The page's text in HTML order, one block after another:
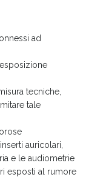
ad
tecniche,
tale
auricolari,
e le audiometrie
esposti al rumore